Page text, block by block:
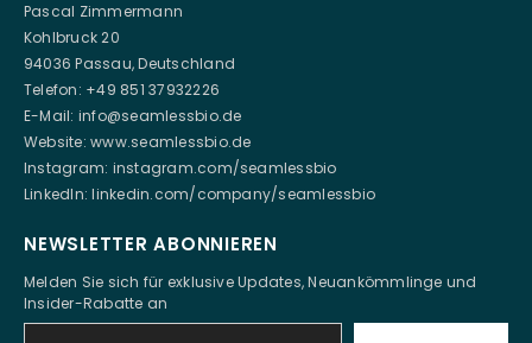
Pascal Zimmermann
Kohlbruck 20
94036 Passau, Deutschland
Telefon: +49 851 37932226
E-Mail: info@seamlessbio.de
Website:www.seamlessbio.de
Instagram: instagram.com/seamlessbio
LinkedIn:linkedin.com/company/seamlessbio
NEWSLETTER ABONNIEREN
Melden Sie sich für exklusive Updates, Neuankömmlinge und
Insider-Rabatte an